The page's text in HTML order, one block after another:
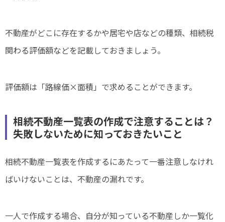
不動産がどこに存在するかや居宅や店などの種類、相続税
関わる評価額などを記載しておきましょう。
評価額は「路線価×面積」で求めることができます。
相続不動産一覧表の作成で注意することは？
失敗しないために知っておきたいこと
相続不動産一覧表を作成するにあたって一番注意しなけれ
ばいけないことは、不動産の漏れです。
一人で作成する場合、自分が知っている不動産しか一覧化